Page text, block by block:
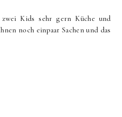
Kids sehr gern Küche und
noch einpaar Sachen und das